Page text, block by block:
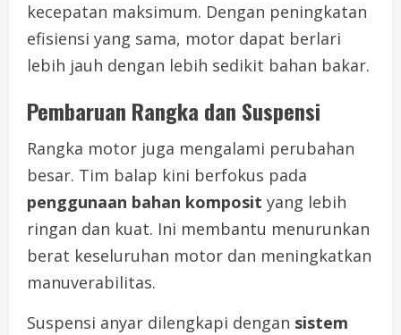
kecepatan maksimum. Dengan peningkatan
efisiensi yang sama, motor dapat berlari
lebih jauh dengan lebih sedikit bahan bakar.
Pembaruan Rangka dan Suspensi
Rangka motor juga mengalami perubahan
besar. Tim balap kini berfokus pada
penggunaan bahan komposit yang lebih
ringan dan kuat. Ini membantu menurunkan
berat keseluruhan motor dan meningkatkan
manuverabilitas.
Suspensi anyar dilengkapi dengan sistem